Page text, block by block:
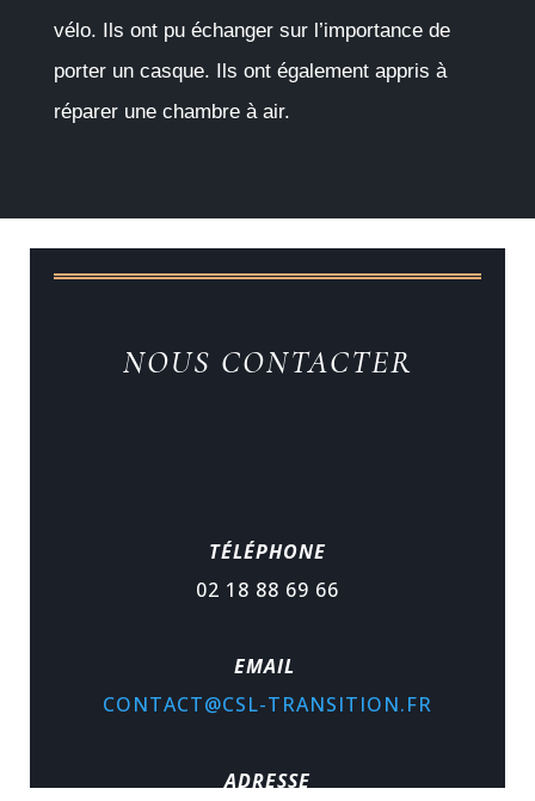
vélo. Ils ont pu échanger sur l’importance de
porter un casque. Ils ont également appris à
réparer une chambre à air.
NOUS CONTACTER
TÉLÉPHONE
02 18 88 69 66
EMAIL
CONTACT@CSL-TRANSITION.FR
ADRESSE